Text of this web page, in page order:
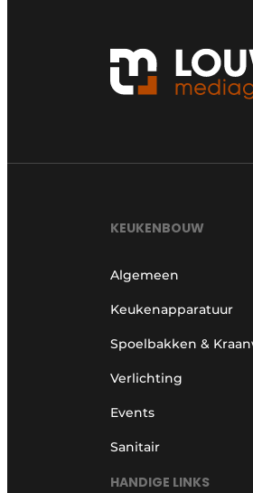
KEUKENBOUW
Algemeen
Keukenapparatuur
Spoelbakken &
Verlichting
Events
Sanitair
HANDIGE LINKS